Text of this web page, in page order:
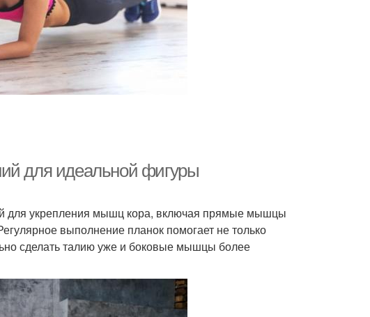
для идеальной фигуры
для укрепления мышц кора, включая прямые мышцы
выполнение планок помогает не только
сделать талию уже и боковые мышцы более